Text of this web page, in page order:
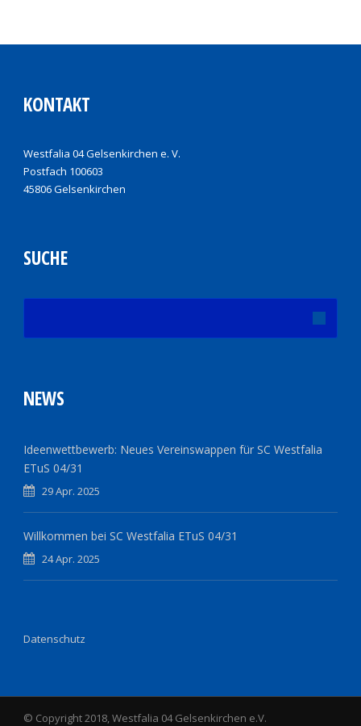
KONTAKT
Westfalia 04 Gelsenkirchen e. V.
Postfach 100603
45806 Gelsenkirchen
SUCHE
NEWS
Ideenwettbewerb: Neues Vereinswappen für SC Westfalia
ETuS 04/31
29 Apr. 2025
Willkommen bei SC Westfalia ETuS 04/31
24 Apr. 2025
Datenschutz
© Copyright 2018, Westfalia 04 Gelsenkirchen e.V.